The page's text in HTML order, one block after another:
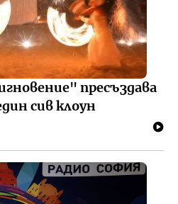
пресъздава
сив клоун